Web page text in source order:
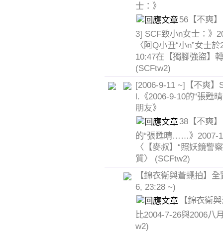
士：》
56【不爽
3] SCF致小n女士：》
〈阿Q小丑“小n”女士
10:47在【獨腳強盜】
(SCFtw2)
[2006-9-11 ~]【不爽】
l.《2006-9-10的“張甦
朋友》
38【不爽
的“張甦晴……》2007-
〈【麥叔】“照妖鏡警
質〉 (SCFtw2)
【錦衣衛與蒼蠅拍】
6, 23:28 ~)
【錦衣衛
比2004-7-26與2006八
w2)